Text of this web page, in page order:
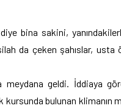
bina sakini,
da çeken şahıslar,
meydana geldi. İddiaya
kursunda bulunan klimanın